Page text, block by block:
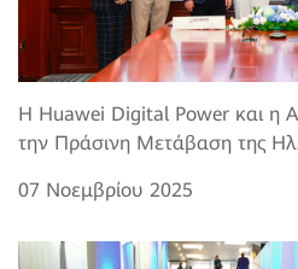
Η Huawei Digital Power και η
την Πράσινη Μετάβαση της
07 Νοεμβρίου 2025